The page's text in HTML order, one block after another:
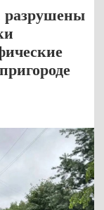
разрушены